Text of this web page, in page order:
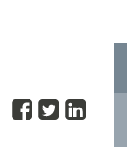
Del på
DelDel